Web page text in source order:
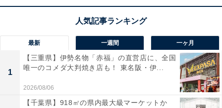
24時間いつでも寄り添う睡眠管理や情緒モニタリングに
加え、豊富なランニングモードも搭載。スマホを持たず
に本格的なワークアウトを記録できます。通常使用で約
14日間のロングバッテリーも魅力で、毎日の健康管理と
LINE通知をこれ1台でスマートにサポートします！
HUAWEI「Band 11 Pro」の口コミは？
最新 一週間 一ヶ月
1
【三重県】伊勢名物「赤福」の直営店に、全国
唯一のコメダ大判焼き店も！ 東名阪・伊...
2026/08/06
【千葉県】918㎡の県内最大級マーケットか